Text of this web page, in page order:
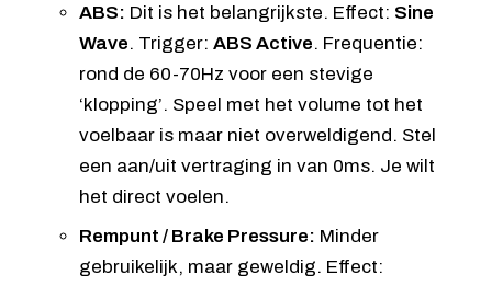
ABS: Dit is het belangrijkste. Effect: Sine
Wave. Trigger: ABS Active. Frequentie:
rond de 60-70Hz voor een stevige
‘klopping’. Speel met het volume tot het
voelbaar is maar niet overweldigend. Stel
een aan/uit vertraging in van 0ms. Je wilt
het direct voelen.
Rempunt / Brake Pressure: Minder
gebruikelijk, maar geweldig. Effect: